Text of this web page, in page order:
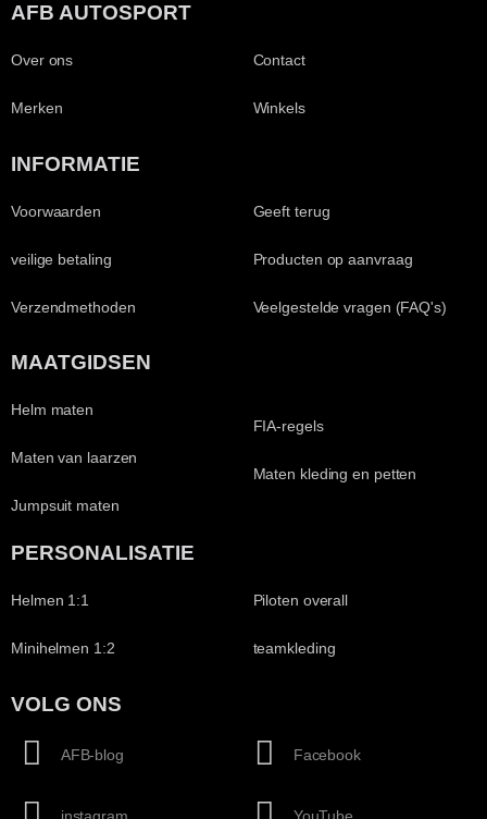
AFB AUTOSPORT
Over ons
Merken
Contact
Winkels
INFORMATIE
Voorwaarden
veilige betaling
Verzendmethoden
Geeft terug
Producten op aanvraag
Veelgestelde vragen (FAQ's)
MAATGIDSEN
Helm maten
Maten van laarzen
Jumpsuit maten
FIA-regels
Maten kleding en petten
PERSONALISATIE
Helmen 1:1
Minihelmen 1:2
Piloten overall
teamkleding
VOLG ONS
AFB-blog Facebook